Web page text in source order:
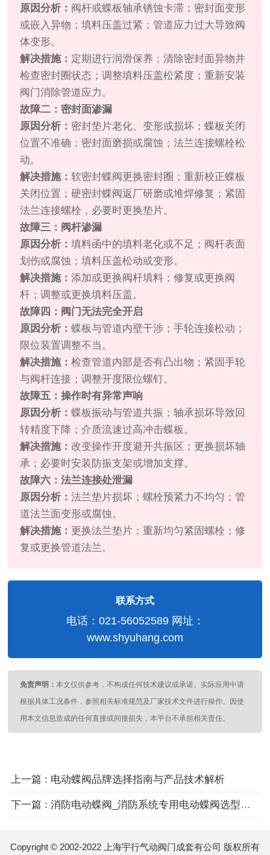
原因分析： 阀杆或蝶板轴承锈蚀卡滞；密封面变形
或嵌入异物；填料压盖过紧；管道应力过大导致阀
体变形。
解决措施： 定期进行润滑保养；清除密封面异物并
检查密封圈状态；调整填料压盖松紧度；重新安装
阀门消除管道应力。
故障二：密封面渗漏
原因分析： 密封垫片老化、变形或损坏；蝶板关闭
位置不准确；密封面磨损或腐蚀；法兰连接螺栓松
动。
解决措施：软密封蝶阀更换密封圈；重新校正蝶板
关闭位置；硬密封蝶阀返厂研磨或堆焊修复；紧固
法兰连接螺栓，必要时更换垫片。
故障三：阀杆渗漏
原因分析：填料函中的填料老化或不足；阀杆表面
划伤或腐蚀；填料压盖松动或变形。
解决措施：添加或更换阀杆填料；修复或更换阀
杆；调整或更换填料压盖。
故障四：阀门无法完全开启
原因分析：蝶板与管道内壁干涉；手轮连接松动；
限位装置调整不当。
解决措施：检查管道内部是否有凸出物；紧固手轮
与阀杆连接；调整开度限位螺钉。
故障五：操作时有异常声响
原因分析：蝶板振动与管道共振；轴承损坏导致回
转精度下降；介质流速过高冲击蝶板。
解决措施： 改变操作开度避开共振区；更换损坏轴
承；必要时安装防振支架或增加支撑。
故障六：法兰连接处泄漏
原因分析：法兰垫片损坏；螺栓预紧力不均匀；管
道法兰面变形或腐蚀。
解决措施： 更换法兰垫片；重新均匀紧固螺栓；修
复或更换管道法兰。
联系方式
电话：021-56052589 网址：
www.shyuhang.com
免责声明：本文仅供参考，不构成任何技术建议或承诺。实际应用中请
根据具体工况条件，参照相关标准规范及厂家技术文件进行操作。因使
用本文信息造成的任何直接或间接损失，本平台不承担相关责任。
上一篇 : 电动蝶阀品牌选择指南与产品技术解析
下一篇 : 消防电动蝶阀_消防系统专用电动蝶阀选型与安装指南
Copyright © 2002-2022 上海宇行气动阀门成套有公司 版权所有